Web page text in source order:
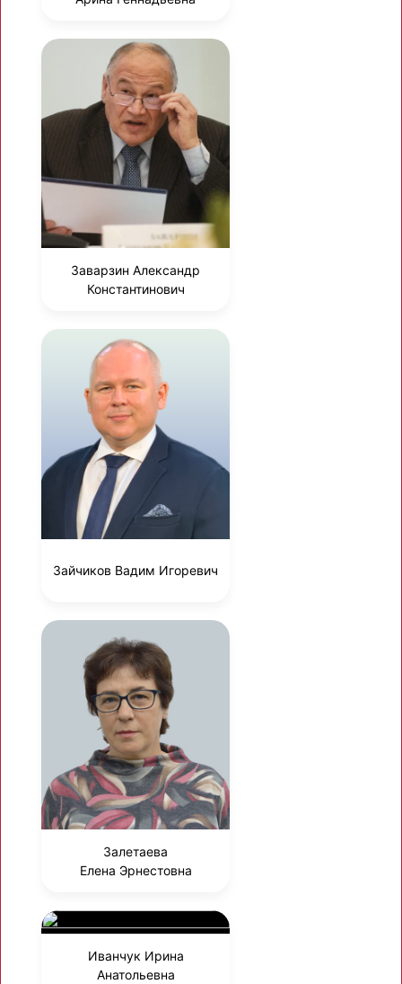
Заварзин Александр
Константинович
Зайчиков Вадим Игоревич
Залетаева
Елена Эрнестовна
Иванчук Ирина
Анатольевна